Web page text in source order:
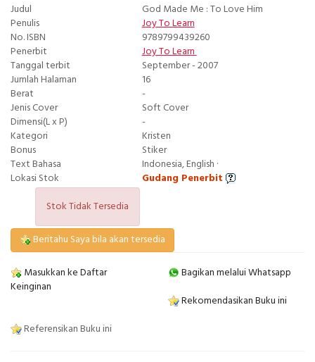
Judul
God Made Me : To Love Him
Penulis
Joy To Learn
No. ISBN
9789799439260
Penerbit
Joy To Learn
Tanggal terbit
September - 2007
Jumlah Halaman
16
Berat
-
Jenis Cover
Soft Cover
Dimensi(L x P)
-
Kategori
Kristen
Bonus
Stiker
Text Bahasa
Indonesia, English ·
Lokasi Stok
Gudang Penerbit
Stok Tidak Tersedia
Beritahu Saya bila akan tersedia
Masukkan ke Daftar
Keinginan
Bagikan melalui Whatsapp
Rekomendasikan Buku ini
Referensikan Buku ini